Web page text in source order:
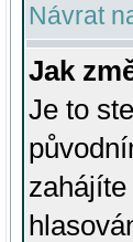
Návrat
Jak
Je to